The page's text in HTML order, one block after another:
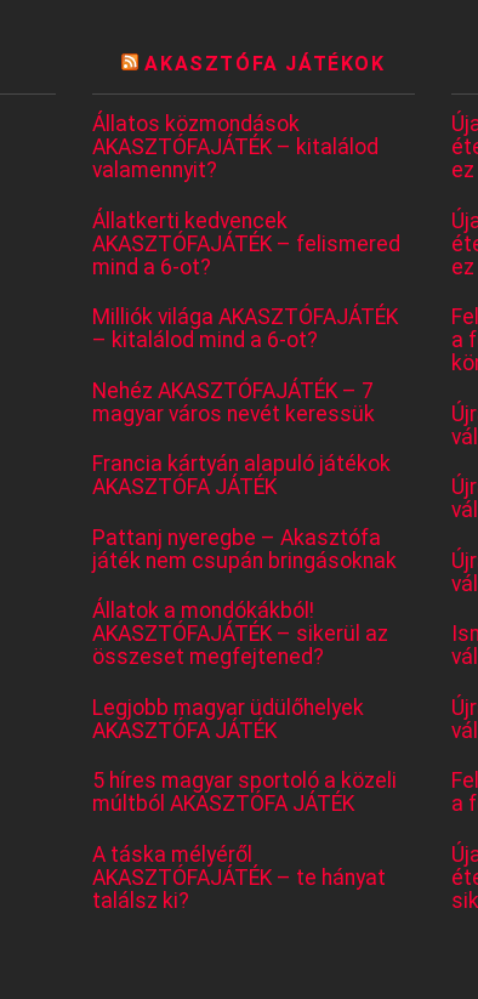
AKASZTÓFA JÁTÉKOK
Állatos közmondások
AKASZTÓFAJÁTÉK – kitalálod
valamennyit?
Állatkerti kedvencek
AKASZTÓFAJÁTÉK – felismered
mind a 6-ot?
Milliók világa AKASZTÓFAJÁTÉK
– kitalálod mind a 6-ot?
Nehéz AKASZTÓFAJÁTÉK – 7
magyar város nevét keressük
Francia kártyán alapuló játékok
AKASZTÓFA JÁTÉK
Pattanj nyeregbe – Akasztófa
játék nem csupán bringásoknak
Állatok a mondókákból!
AKASZTÓFAJÁTÉK – sikerül az
összeset megfejtened?
Legjobb magyar üdülőhelyek
AKASZTÓFA JÁTÉK
5 híres magyar sportoló a közeli
múltból AKASZTÓFA JÁTÉK
A táska mélyéről
AKASZTÓFAJÁTÉK – te hányat
találsz ki?
a
a